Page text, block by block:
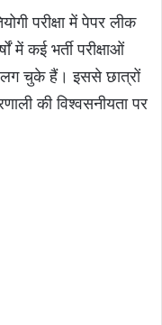
परीक्षा में पेपर लीक
में कई भर्ती परीक्षाओं
चुके हैं। इससे छात्रों
की विश्वसनीयता पर